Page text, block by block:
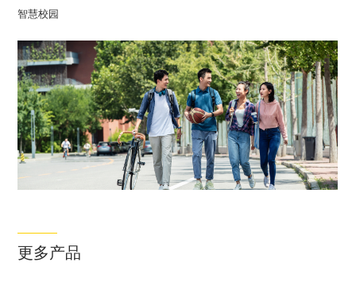
智慧校园
更多产品